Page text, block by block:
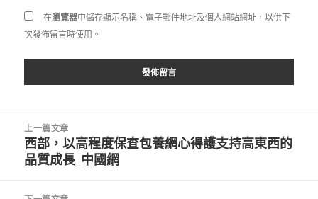
在瀏覽器中儲存顯示名稱、電子郵件地址及個人網站網址，以供下
次發佈留言時使用。
上一篇文章
上
一
文
西部，以高程度保查包養網心得護支持高東西的
品質成長_中國網